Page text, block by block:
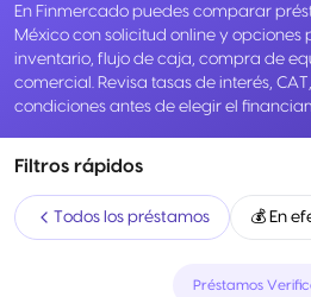
En Finmercado puedes comparar
México con solicitud online y
inventario, flujo de caja, compra de
comercial. Revisa tasas de interés,
condiciones antes de elegir el
Filtros rápidos
Todos los préstamos 💰 En
Préstamos